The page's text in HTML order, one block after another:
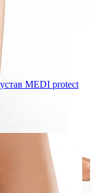
MEDI protect